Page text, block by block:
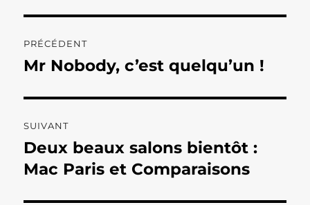
de
PRÉCÉDENT
Publication
Mr Nobody, c’est quelqu’un !
SUIVANT
Publication
suivante :
Deux beaux salons bientôt :
Mac Paris et Comparaisons